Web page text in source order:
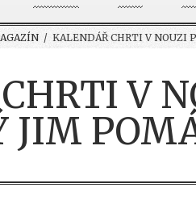
/ KALENDÁŘ CHRTI V NOUZI
V
JIM